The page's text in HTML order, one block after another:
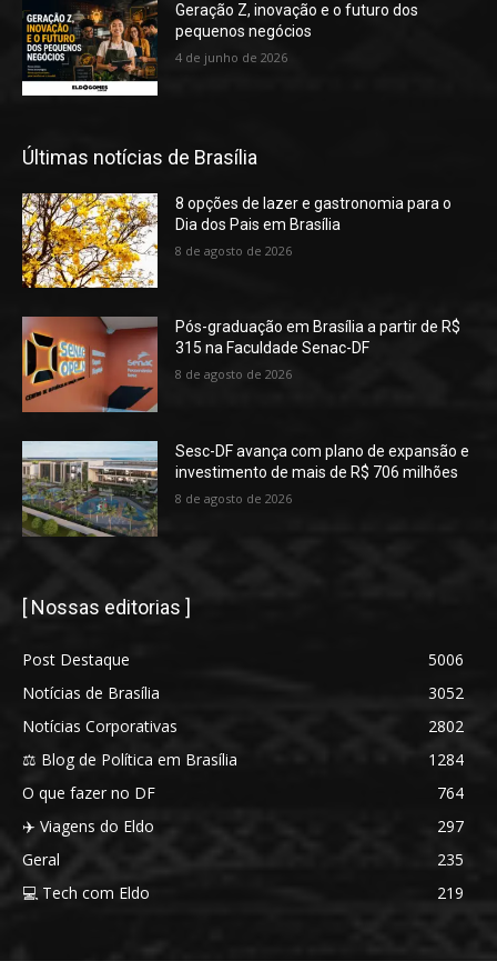
Geração Z, inovação e o futuro dos
pequenos negócios
4 de junho de 2026
Últimas notícias de Brasília
8 opções de lazer e gastronomia para o
Dia dos Pais em Brasília
8 de agosto de 2026
Pós-graduação em Brasília a partir de R$
315 na Faculdade Senac-DF
8 de agosto de 2026
Sesc-DF avança com plano de expansão e
investimento de mais de R$ 706 milhões
8 de agosto de 2026
[ Nossas editorias ]
Post Destaque
5006
Notícias de Brasília
3052
Notícias Corporativas
2802
⚖️ Blog de Política em Brasília
1284
O que fazer no DF
764
✈️ Viagens do Eldo
297
Geral
235
💻 Tech com Eldo
219